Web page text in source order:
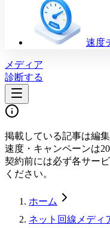
速度
メディア
診断する
掲載している記事は編
速度・キャンペーンは
契約前には必ず各サー
ください。
ホーム
ネット回線メディ